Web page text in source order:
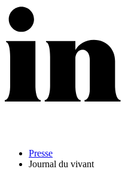
Presse
Journal du vivant